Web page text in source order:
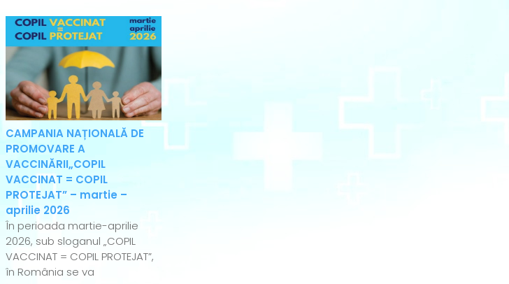
CAMPANIA NAȚIONALĂ DE
PROMOVARE A
VACCINĂRII„COPIL
VACCINAT = COPIL
PROTEJAT” – martie –
aprilie 2026
În perioada martie-aprilie
2026, sub sloganul „COPIL
VACCINAT = COPIL PROTEJAT”,
în România se va